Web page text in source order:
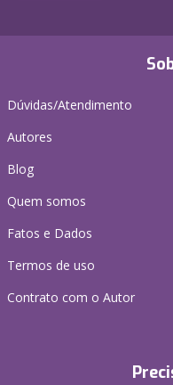
Dúvidas/Atendimento
Autores
Blog
Quem somos
Fatos e Dados
Termos de uso
Contrato com o Autor